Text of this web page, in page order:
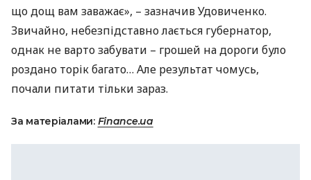
що дощ вам заважає», – зазначив Удовиченко.
Звичайно, небезпідставно лається губернатор,
однак не варто забувати – грошей на дороги було
роздано торік багато… Але результат чомусь,
почали питати тільки зараз.
За матеріалами: Finance.ua